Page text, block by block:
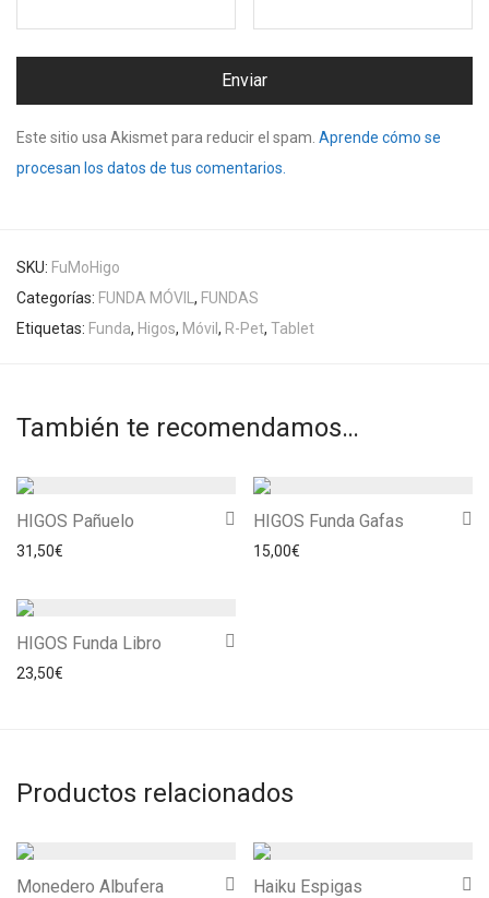
Este sitio usa Akismet para reducir el spam. Aprende cómo se
procesan los datos de tus comentarios.
SKU: FuMoHigo
Categorías: FUNDA MÓVIL , FUNDAS
Etiquetas: Funda, Higos, Móvil , R-Pet, Tablet
También te recomendamos…
HIGOS Pañuelo
31,50€
HIGOS Funda Gafas
15,00€
HIGOS Funda Libro
23,50€
Productos relacionados
Monedero Albufera Haiku Espigas